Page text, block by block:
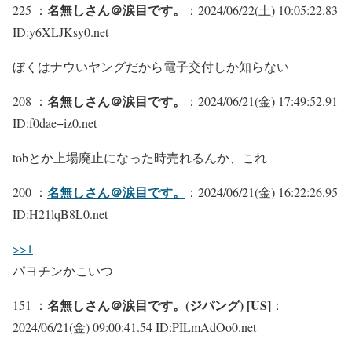
225 ： 名無しさん＠涙目です。
：2024/06/22(土) 10:05:22.83
ID:y6XLJKsy0.net
ぼくはナウいヤングだから電子交付しか知らない
208 ： 名無しさん＠涙目です。
：2024/06/21(金) 17:49:52.91
ID:f0dae+iz0.net
tobとか上場廃止になった時売れるんか、これ
200 ： 名無しさん＠涙目です。
：2024/06/21(金) 16:22:26.95
ID:H21lqB8L0.net
>>1
パヨチンかこいつ
151 ： 名無しさん＠涙目です。(ジパング) [US] ：
2024/06/21(金) 09:00:41.54 ID:PILmAdOo0.net